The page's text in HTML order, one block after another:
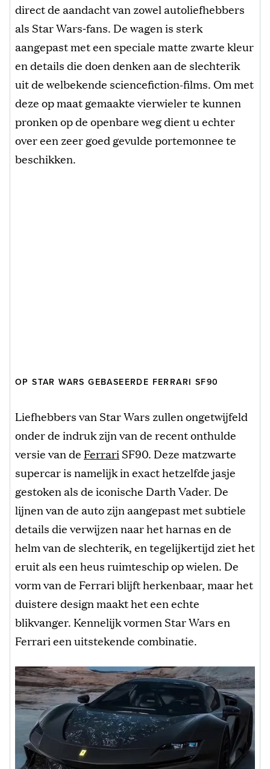
direct de aandacht van zowel autoliefhebbers
als Star Wars‑fans. De wagen is sterk
aangepast met een speciale matte zwarte kleur
en details die doen denken aan de slechterik
uit de welbekende sciencefiction-films. Om met
deze op maat gemaakte vierwieler te kunnen
pronken op de openbare weg dient u echter
over een zeer goed gevulde portemonnee te
beschikken.
OP STAR WARS GEBASEERDE FERRARI SF90
Liefhebbers van Star Wars zullen ongetwijfeld
onder de indruk zijn van de recent onthulde
versie van de Ferrari SF90. Deze matzwarte
supercar is namelijk in exact hetzelfde jasje
gestoken als de iconische Darth Vader. De
lijnen van de auto zijn aangepast met subtiele
details die verwijzen naar het harnas en de
helm van de slechterik, en tegelijkertijd ziet het
eruit als een heus ruimteschip op wielen. De
vorm van de Ferrari blijft herkenbaar, maar het
duistere design maakt het een echte
blikvanger. Kennelijk vormen Star Wars en
Ferrari een uitstekende combinatie.